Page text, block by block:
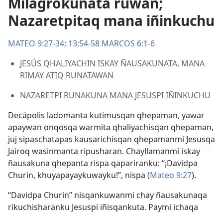
Nazaretpitaq mana iñinkuchu
MATEO 9:27-34; 13:54-58 MARCOS 6:1-6
JESÚS QHALIYACHIN ISKAY ÑAUSAKUNATA, MANA
RIMAY ATIQ RUNATAWAN
NAZARETPI RUNAKUNA MANA JESUSPI IÑINKUCHU
Decápolis ladomanta kutimusqan qhepaman, yawar
apaywan onqosqa warmita qhaliyachisqan qhepaman,
juj sipaschatapas kausarichisqan qhepamanmi Jesusqa
Jairoq wasinmanta ripusharan. Chayllamanmi iskay
ñausakuna qhepanta rispa qapariranku: “¡Davidpa
Churin, khuyapayaykuwayku!”, nispa (Mateo 9:27).
“Davidpa Churin” nisqankuwanmi chay ñausakunaqa
rikuchisharanku Jesuspi iñisqankuta. Paymi ichaqa